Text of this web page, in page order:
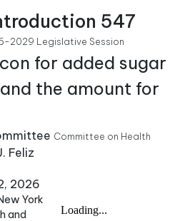
547
2029 Legislative Session
for added sugar
the amount for
Committee on Health
Feliz
2026
York
and